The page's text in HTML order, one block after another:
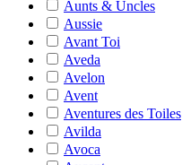
Aunts & Uncles
Aussie
Avant Toi
Aveda
Avelon
Avent
Aventures des Toiles
Avilda
Avoca